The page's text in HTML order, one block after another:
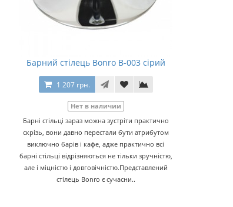
Барний стілець Bonro B-003 сірий
1 207 грн.
Нет в наличии
Барні стільці зараз можна зустріти практично
скрізь, вони давно перестали бути атрибутом
виключно барів і кафе, адже практично всі
барні стільці відрізняються не тільки зручністю,
але і міцністю і довговічністю.Представлений
стілець Bonro є сучасни..